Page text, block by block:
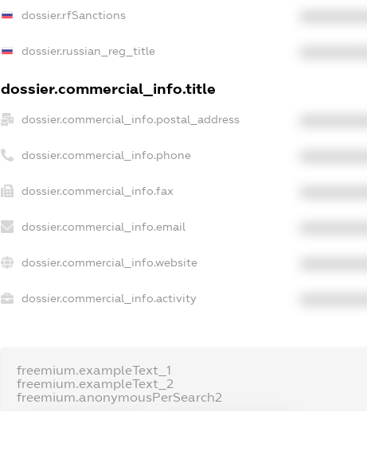
dossier.rfSanctions
dossier.russian_reg_title
dossier.commercial_info.title
dossier.commercial_info.postal_address
dossier.commercial_info.phone
dossier.commercial_info.fax
dossier.commercial_info.email
dossier.commercial_info.website
dossier.commercial_info.activity
freemium.exampleText_1
freemium.exampleText_2
freemium.anonymousPerSearch2